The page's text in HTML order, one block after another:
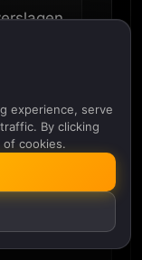
van
experience, serve
By clicking
cookies.